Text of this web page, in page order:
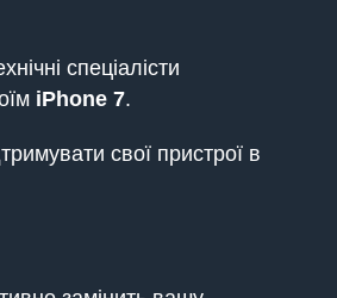
спеціалісти
iPhone 7.
свої пристрої в